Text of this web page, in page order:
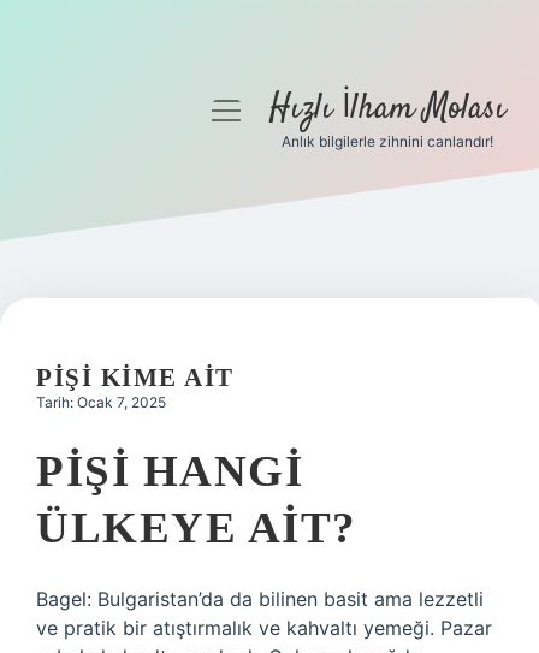
Gizlilik Politikası
Yasal Uyarı
menüyüHızlı İlham Molası
Anlık bilgilerle zihnini canlandır!
PIŞI KIME AIT
Tarih: Ocak 7, 2025
PIŞI HANGI
ÜLKEYE AIT?
Bagel: Bulgaristan’da da bilinen basit ama lezzetli
ve pratik bir atıştırmalık ve kahvaltı yemeği. Pazar